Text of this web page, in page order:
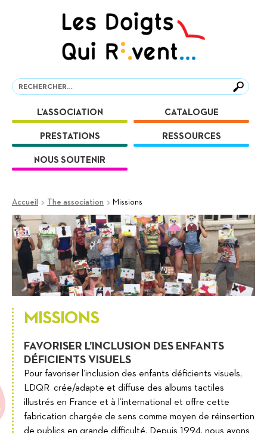
Recherche
Recherche
L’ASSOCIATION CATALOGUE
PRESTATIONS RESSOURCES
NOUS SOUTENIR
Accueil The association Missions
MISSIONS
FAVORISER L’INCLUSION DES ENFANTS
DÉFICIENTS VISUELS
Pour favoriser l’inclusion des enfants déficients visuels,
LDQR crée/adapte et diffuse des albums tactiles
illustrés en France et à l’international et offre cette
fabrication chargée de sens comme moyen de réinsertion
de publics en grande difficulté. Depuis 1994, nous avons